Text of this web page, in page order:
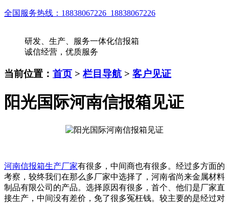
全国服务热线： 18838067226 18838067226
研发、生产、服务一体化信报箱
诚信经营，优质服务
当前位置： 首页 >栏目导航 > 客户见证
阳光国际河南信报箱见证
河南信报箱生产厂家有很多，中间商也有很多。经过多方面的
考察，较终我们在那么多厂家中选择了，河南省尚来金属材料
制品有限公司的产品。选择原因有很多，首个、他们是厂家直
接生产，中间没有差价，免了很多冤枉钱。较主要的是经过对